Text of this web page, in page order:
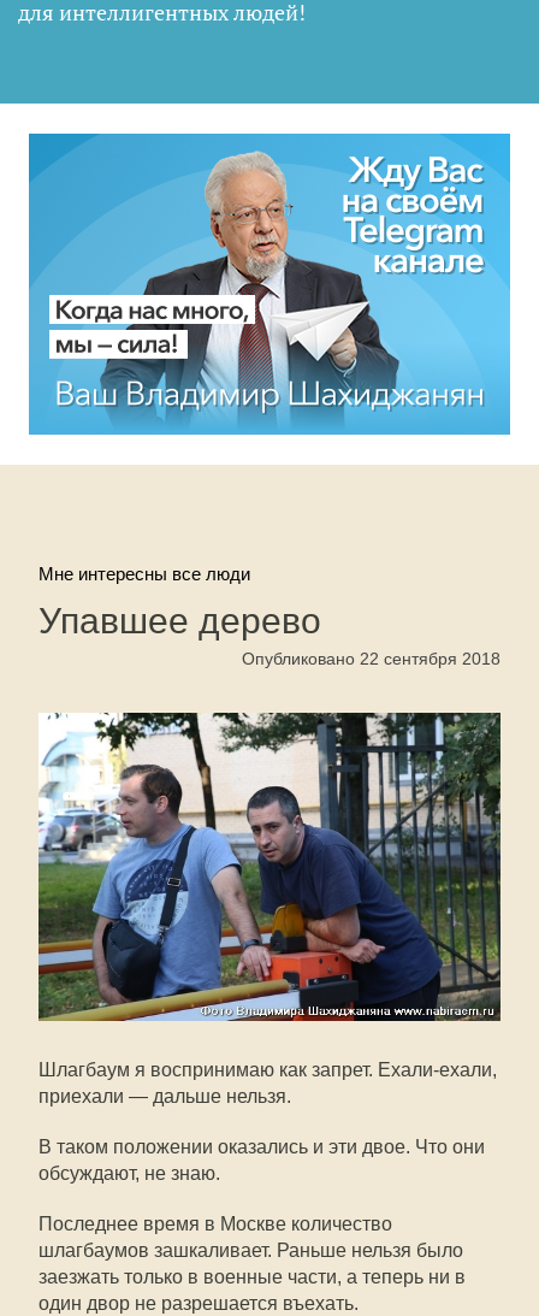
для интеллигентных людей!
Мне интересны все люди
Упавшее дерево
Опубликовано 22 сентября 2018
Шлагбаум я воспринимаю как запрет. Ехали-ехали,
приехали — дальше нельзя.
В таком положении оказались и эти двое. Что они
обсуждают, не знаю.
Последнее время в Москве количество
шлагбаумов зашкаливает. Раньше нельзя было
заезжать только в военные части, а теперь ни в
один двор не разрешается въехать.